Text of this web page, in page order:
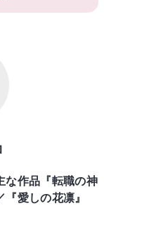
な作品『転職の神
愛しの花凛』